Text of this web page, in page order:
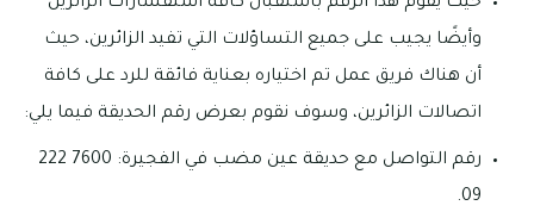
وأيضًا يجيب على جميع التساؤلات التي تفيد الزائرين، حيث
أن هناك فريق عمل تم اختياره بعناية فائقة للرد على كافة
اتصالات الزائرين، وسوف نقوم بعرض رقم الحديقة فيما يلي:
رقم التواصل مع حديقة عين مضب في الفجيرة: 7600 222
09.